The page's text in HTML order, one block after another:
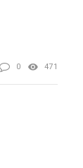
0 471